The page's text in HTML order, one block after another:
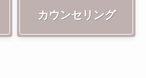
カウンセリング